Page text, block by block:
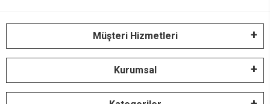
Müşteri Hizmetleri
Kurumsal